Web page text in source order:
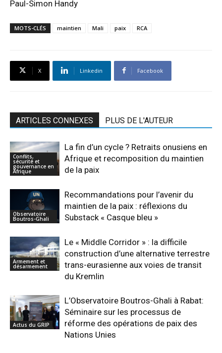
Paul-Simon Handy
MOTS-CLÉS maintien Mali paix RCA
X Linkedin Facebook
ARTICLES CONNEXES PLUS DE L'AUTEUR
Conflits,
sécurité et
gouvernance en
Afrique
La fin d’un cycle ? Retraits onusiens en
Afrique et recomposition du maintien
de la paix
Observatoire
Boutros-Ghali
Recommandations pour l’avenir du
maintien de la paix : réflexions du
Substack « Casque bleu »
Armement et
désarmement
Le « Middle Corridor » : la difficile
construction d’une alternative terrestre
trans-eurasienne aux voies de transit
du Kremlin
Actus du GRIP
L’Observatoire Boutros-Ghali à Rabat:
Séminaire sur les processus de
réforme des opérations de paix des
Nations Unies